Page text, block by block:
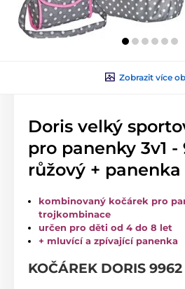
Zobrazit více
Doris velký
pro panenky 3v1 -
růžový + panenka
kombinovaný kočárek pro
trojkombinace
určen pro děti od 4 do 8 let
+ mluvící a zpívající panenka
KOČÁREK DORIS 9962